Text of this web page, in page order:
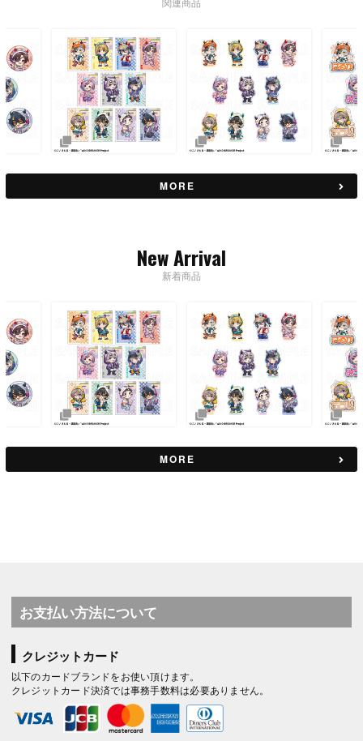
MORE
New Arrival
新着商品
MORE
お支払い方法について
クレジットカード
以下のカードブランドをお使い頂けます。
クレジットカード決済では事務手数料は必要ありません。